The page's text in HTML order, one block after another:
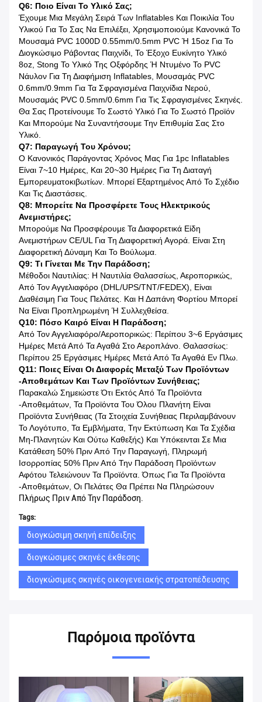
Q6: Ποιο Είναι Το Υλικό Σας;
Έχουμε Μια Μεγάλη Σειρά Των Inflatables Και Ποικιλία Του
Υλικού Για Το Σας Να Επιλέξει, Χρησιμοποιούμε Κανονικά Το
Μουσαμά PVC 1000D 0.55mm/0.5mm PVC Ή 15oz Για Το
Διογκώσιμο Ράβοντας Παιχνίδι, Το Έξοχο Ευκίνητο Υλικό
8oz, Stong Το Υλικό Της Οξφόρδης Ή Ντυμένο Το PVC
Νάυλον Για Τη Διαφήμιση Inflatables, Μουσαμάς PVC
0.6mm/0.9mm Για Τα Σφραγισμένα Παιχνίδια Νερού,
Μουσαμάς PVC 0.5mm/0.6mm Για Τις Σφραγισμένες Σκηνές.
Θα Σας Προτείνουμε Το Σωστό Υλικό Για Το Σωστό Προϊόν
Και Μπορούμε Να Συναντήσουμε Την Επιθυμία Σας Στο
Υλικό.
Q7: Παραγωγή Του Χρόνου;
Ο Κανονικός Παράγοντας Χρόνος Μας Για 1pc Inflatables
Είναι 7~10 Ημέρες, Και 20~30 Ημέρες Για Τη Διαταγή
Εμπορευματοκιβωτίων. Μπορεί Εξαρτημένος Από Το Σχέδιο
Και Τις Διαστάσεις.
Q8: Μπορείτε Να Προσφέρετε Τους Ηλεκτρικούς
Ανεμιστήρες;
Μπορούμε Να Προσφέρουμε Τα Διαφορετικά Είδη
Ανεμιστήρων CE/UL Για Τη Διαφορετική Αγορά. Είναι Στη
Διαφορετική Δύναμη Και Το Βούλωμα.
Q9: Τι Γίνεται Με Την Παράδοση;
Μέθοδοι Ναυτιλίας: Η Ναυτιλία Θαλασσίως, Αεροπορικώς,
Από Τον Αγγελιαφόρο (DHL/UPS/TNT/FEDEX), Είναι
Διαθέσιμη Για Τους Πελάτες. Και Η Δαπάνη Φορτίου Μπορεί
Να Είναι Προπληρωμένη Ή Συλλεχθείσα.
Q10: Πόσο Καιρό Είναι Η Παράδοση;
Από Τον Αγγελιαφόρο/αεροπορικώς: Περίπου 3~6 Εργάσιμες
Ημέρες Μετά Από Τα Αγαθά Στο Αεροπλάνο. Θαλασσίως:
Περίπου 25 Εργάσιμες Ημέρες Μετά Από Τα Αγαθά Εν Πλω.
Q11: Ποιες Είναι Οι Διαφορές Μεταξύ Των Προϊόντων
-αποθεμάτων Και Των Προϊόντων Συνήθειας;
Παρακαλώ Σημειώστε Ότι Εκτός Από Τα Προϊόντα
-αποθεμάτων, Τα Προϊόντα Του Όλου Πλανήτη Είναι
Προϊόντα Συνήθειας (τα Στοιχεία Συνήθειας Περιλαμβάνουν
Το Λογότυπο, Τα Εμβλήματα, Την Εκτύπωση Και Τα Σχέδια
Μη-Πλανητών Και Ούτω Καθεξής) Και Υπόκεινται Σε Μια
Κατάθεση 50% Πριν Από Την Παραγωγή, Πληρωμή
Ισορροπίας 50% Πριν Από Την Παράδοση Προϊόντων
Αφότου Τελειώνουν Τα Προϊόντα. Όπως Για Τα Προϊόντα
-αποθεμάτων, Οι Πελάτες Θα Πρέπει Να Πληρώσουν
Πλήρως Πριν Από Την Παράδοση.
Tags:
διογκώσιμη σκηνή επίδειξης
διογκώσιμες σκηνές έκθεσης
διογκώσιμες σκηνές οικογενειακής στρατοπέδευσης
Παρόμοια προϊόντα